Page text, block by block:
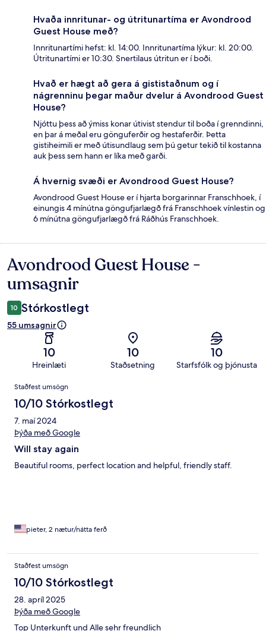
Hvaða innritunar- og útritunartíma er Avondrood
Guest House með?
Innritunartími hefst: kl. 14:00. Innritunartíma lýkur: kl. 20:00.
Útritunartími er 10:30. Snertilaus útritun er í boði.
Hvað er hægt að gera á gististaðnum og í
nágrenninu þegar maður dvelur á Avondrood Guest
House?
Njóttu þess að ýmiss konar útivist stendur til boða í grenndinni,
en þar á meðal eru gönguferðir og hestaferðir. Þetta
gistiheimili er með útisundlaug sem þú getur tekið til kostanna
auk þess sem hann er líka með garði.
Á hvernig svæði er Avondrood Guest House?
Avondrood Guest House er í hjarta borgarinnar Franschhoek, í
einungis 4 mínútna göngufjarlægð frá Franschhoek vínlestin og
6 mínútna göngufjarlægð frá Ráðhús Franschhoek.
Umsagnir
Avondrood Guest House -
umsagnir
10 Stórkostlegt
55 umsagnir
10
Hreinlæti
10
Staðsetning
10
Starfsfólk og þjónusta
Umsagnir
Staðfest umsögn
10/10 Stórkostlegt
7. maí 2024
Þýða með Google
Will stay again
Beautiful rooms, perfect location and helpful, friendly staff.
pieter, 2 nætur/nátta ferð
Staðfest umsögn
10/10 Stórkostlegt
28. apríl 2025
Þýða með Google
Top Unterkunft und Alle sehr freundlich